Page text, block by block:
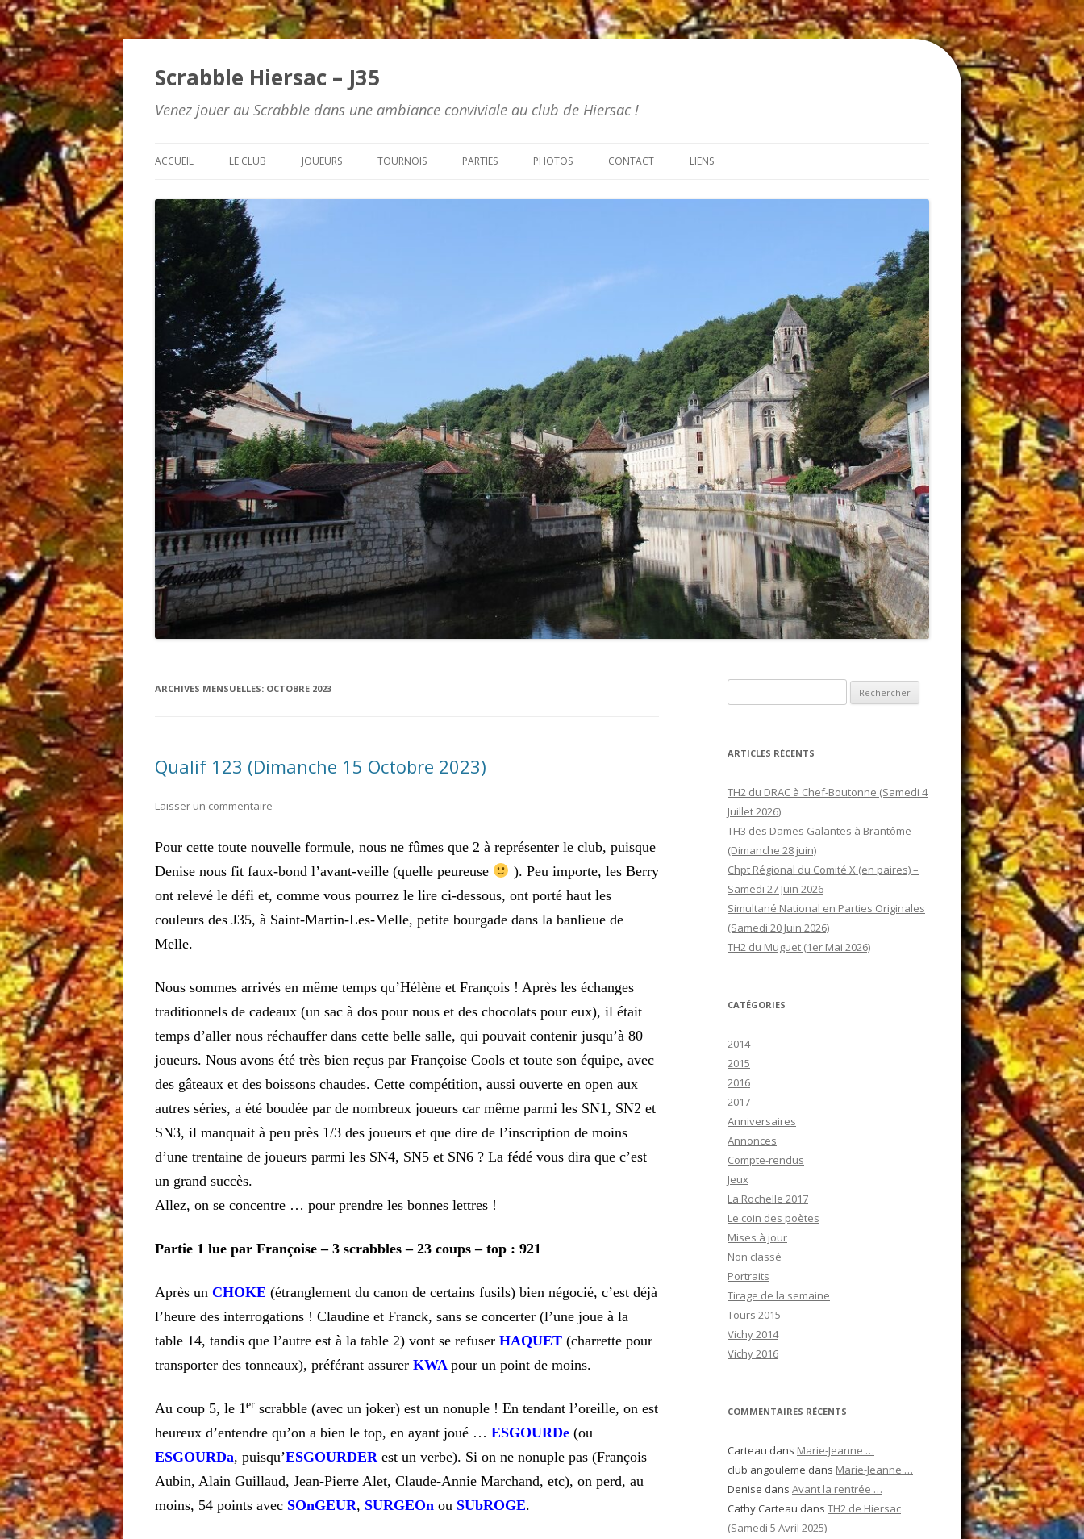
Scrabble Hiersac – J35
Venez jouer au Scrabble dans une ambiance conviviale au club de Hiersac !
ACCUEIL LE CLUB JOUEURS TOURNOIS PARTIES PHOTOS CONTACT LIENS
ARCHIVES MENSUELLES: OCTOBRE 2023
Qualif 123 (Dimanche 15 Octobre 2023)
Laisser un commentaire
Pour cette toute nouvelle formule, nous ne fûmes que 2 à représenter le club, puisque
Denise nous fit faux-bond l’avant-veille (quelle peureuse
). Peu importe, les Berry
ont relevé le défi et, comme vous pourrez le lire ci-dessous, ont porté haut les
couleurs des J35, à Saint-Martin-Les-Melle, petite bourgade dans la banlieue de
Melle.
Nous sommes arrivés en même temps qu’Hélène et François ! Après les échanges
traditionnels de cadeaux (un sac à dos pour nous et des chocolats pour eux), il était
temps d’aller nous réchauffer dans cette belle salle, qui pouvait contenir jusqu’à 80
joueurs. Nous avons été très bien reçus par Françoise Cools et toute son équipe, avec
des gâteaux et des boissons chaudes. Cette compétition, aussi ouverte en open aux
autres séries, a été boudée par de nombreux joueurs car même parmi les SN1, SN2 et
SN3, il manquait à peu près 1/3 des joueurs et que dire de l’inscription de moins
d’une trentaine de joueurs parmi les SN4, SN5 et SN6 ? La fédé vous dira que c’est
un grand succès.
Allez, on se concentre … pour prendre les bonnes lettres !
Partie 1 lue par Françoise – 3 scrabbles – 23 coups – top : 921
Après un CHOKE (étranglement du canon de certains fusils) bien négocié, c’est déjà
l’heure des interrogations ! Claudine et Franck, sans se concerter (l’une joue à la
table 14, tandis que l’autre est à la table 2) vont se refuser HAQUET (charrette pour
transporter des tonneaux), préférant assurer KWA pour un point de moins.
Au coup 5, le 1er scrabble (avec un joker) est un nonuple ! En tendant l’oreille, on est
heureux d’entendre qu’on a bien le top, en ayant joué … ESGOURDe (ou
ESGOURDa, puisqu’ESGOURDER est un verbe). Si on ne nonuple pas (François
Aubin, Alain Guillaud, Jean-Pierre Alet, Claude-Annie Marchand, etc), on perd, au
moins, 54 points avec SOnGEUR, SURGEOn ou SUbROGE.
ARTICLES RÉCENTS
TH2 du DRAC à Chef-Boutonne (Samedi 4
Juillet 2026)
TH3 des Dames Galantes à Brantôme
(Dimanche 28 juin)
Chpt Régional du Comité X (en paires) –
Samedi 27 Juin 2026
Simultané National en Parties Originales
(Samedi 20 Juin 2026)
TH2 du Muguet (1er Mai 2026)
CATÉGORIES
2014
2015
2016
2017
Anniversaires
Annonces
Compte-rendus
Jeux
La Rochelle 2017
Le coin des poètes
Mises à jour
Non classé
Portraits
Tirage de la semaine
Tours 2015
Vichy 2014
Vichy 2016
COMMENTAIRES RÉCENTS
Carteau dans Marie-Jeanne …
club angouleme dans Marie-Jeanne …
Denise dans Avant la rentrée …
Cathy Carteau dans TH2 de Hiersac
(Samedi 5 Avril 2025)